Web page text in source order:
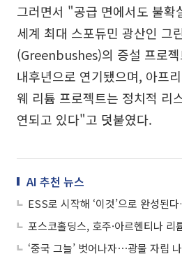
그러면서 "공급 면에서도 불확
세계 최대 스포듀민 광산인 그
(Greenbushes)의 증설 프로
내후년으로 연기됐으며, 아프
웨 리튬 프로젝트는 정치적 리
연되고 있다"고 덧붙였다.
AI 추천 뉴스
포스코홀딩스, 호주·아르헨티나 리